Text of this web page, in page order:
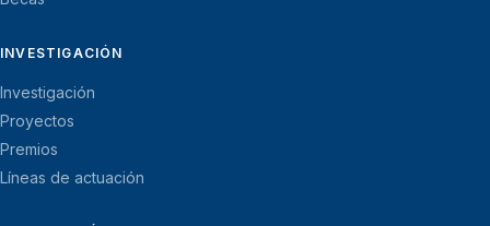
INVESTIGACIÓN
Investigación
Proyectos
Premios
Líneas de actuación